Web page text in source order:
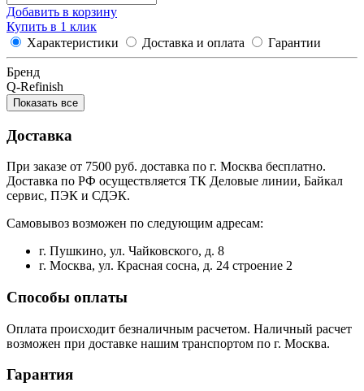
Добавить в корзину
Купить в 1 клик
Характеристики
Доставка и оплата Гарантии
Бренд
Q-Refinish
Показать все
Доставка
При заказе от 7500 руб. доставка по г. Москва бесплатно.
Доставка по РФ осуществляется ТК Деловые линии, Байкал
сервис, ПЭК и СДЭК.
Самовывоз возможен по следующим адресам:
г. Пушкино, ул. Чайковского, д. 8
г. Москва, ул. Красная сосна, д. 24 строение 2
Способы оплаты
Оплата происходит безналичным расчетом. Наличный расчет
возможен при доставке нашим транспортом по г. Москва.
Гарантия